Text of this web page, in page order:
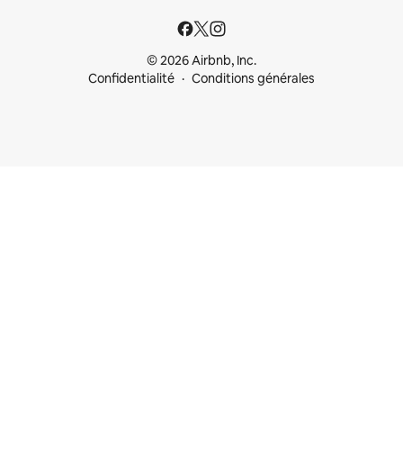
© 2026 Airbnb, Inc.
Confidentialité
Conditions générales